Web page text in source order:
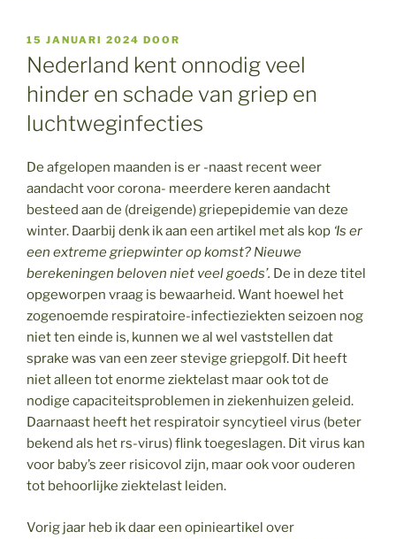
GEPLAATST
OP
15 JANUARI 2024 DOOR
Nederland kent onnodig veel
hinder en schade van griep en
luchtweginfecties
De afgelopen maanden is er -naast recent weer
aandacht voor corona- meerdere keren aandacht
besteed aan de (dreigende) griepepidemie van deze
winter. Daarbij denk ik aan een artikel met als kop ‘Is er
een extreme griepwinter op komst? Nieuwe
berekeningen beloven niet veel goeds’. De in deze titel
opgeworpen vraag is bewaarheid. Want hoewel het
zogenoemde respiratoire-infectieziekten seizoen nog
niet ten einde is, kunnen we al wel vaststellen dat
sprake was van een zeer stevige griepgolf. Dit heeft
niet alleen tot enorme ziektelast maar ook tot de
nodige capaciteitsproblemen in ziekenhuizen geleid.
Daarnaast heeft het respiratoir syncytieel virus (beter
bekend als het rs-virus) flink toegeslagen. Dit virus kan
voor baby’s zeer risicovol zijn, maar ook voor ouderen
tot behoorlijke ziektelast leiden.
Vorig jaar heb ik daar een opinieartikel over